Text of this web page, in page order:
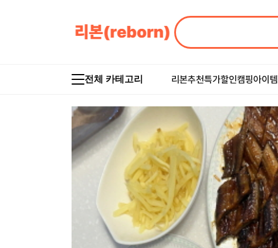
전체 카테고리 리본추천특가할인캠핑아이템